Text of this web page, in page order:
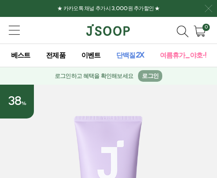
★ 카카오톡 채널 추가시 3,000원 추가할인 ★
0
베스트 전제품 이벤트 단백질2X 여름휴가_야호-!
로그인하고 혜택을 확인해보세요 로그인
38%